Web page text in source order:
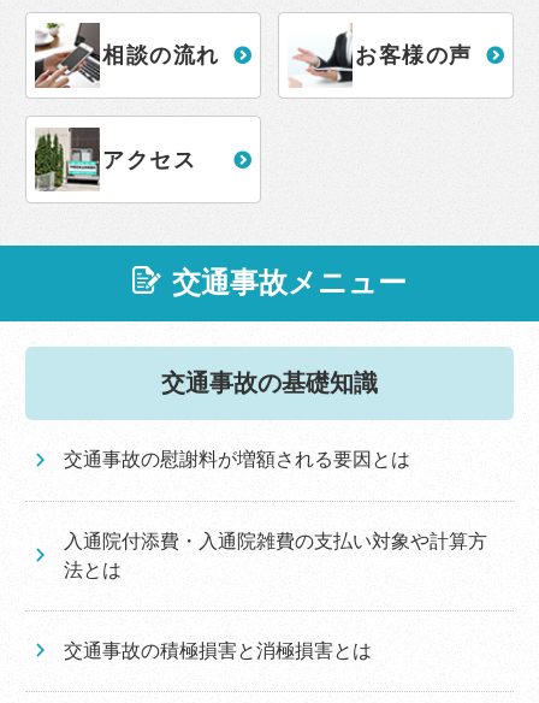
相談の流れ お客様の声
アクセス
交通事故メニュー
交通事故の基礎知識
交通事故の慰謝料が増額される要因とは
入通院付添費・入通院雑費の支払い対象や計算方
法とは
交通事故の積極損害と消極損害とは